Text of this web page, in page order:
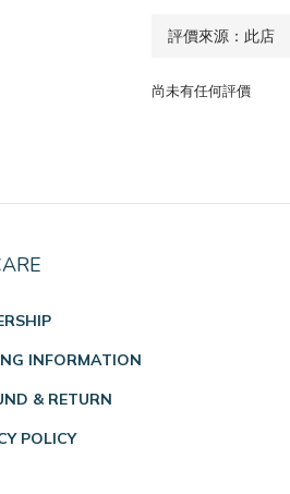
尚未有任何評價
INFORMATION
& RETURN
POLICY